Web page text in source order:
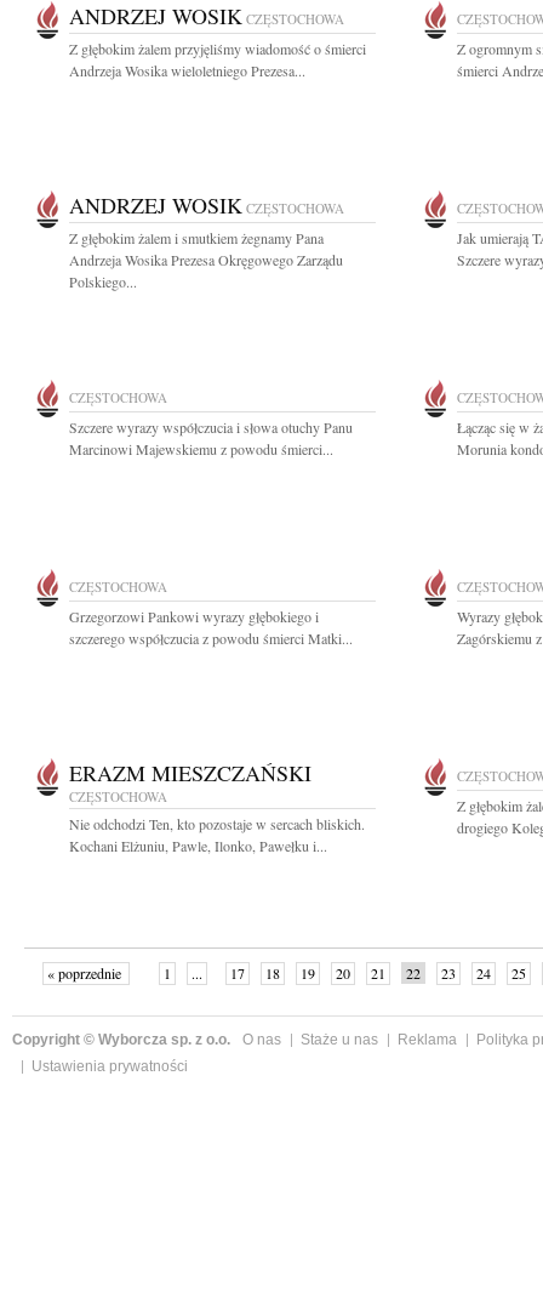
ANDRZEJ WOSIK CZĘSTOCHOWA
Z głębokim żalem przyjęliśmy wiadomość o śmierci
Andrzeja Wosika wieloletniego Prezesa...
Z ogromnym
śmierci
ANDRZEJ WOSIK CZĘSTOCHOWA
Z głębokim żalem i smutkiem żegnamy Pana
Andrzeja Wosika Prezesa Okręgowego Zarządu
Polskiego...
Jak umierają
Szczere
CZĘSTOCHOWA
Szczere wyrazy współczucia i słowa otuchy Panu
Marcinowi Majewskiemu z powodu śmierci...
Łącząc się w
Morunia
CZĘSTOCHOWA
Grzegorzowi Pankowi wyrazy głębokiego i
szczerego współczucia z powodu śmierci Matki...
Wyrazy
Zagórskiemu
ERAZM MIESZCZAŃSKI
CZĘSTOCHOWA
Nie odchodzi Ten, kto pozostaje w sercach bliskich.
Kochani Elżuniu, Pawle, Ilonko, Pawełku i...
Z głębokim
drogiego
« poprzednie 1 ... 17 18 19 20 21 22 23 24
25
Copyright © Wyborcza sp. z o.o. O nas Staże u nas Reklama
Polityka
Ustawienia prywatności